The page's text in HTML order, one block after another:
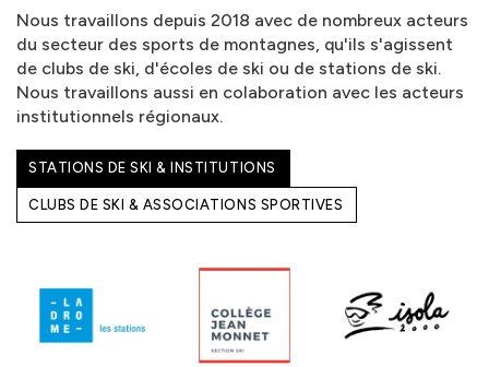
Nous travaillons depuis 2018 avec de nombreux acteurs
du secteur des sports de montagnes, qu'ils s'agissent
de clubs de ski, d'écoles de ski ou de stations de ski.
Nous travaillons aussi en colaboration avec les acteurs
institutionnels régionaux.
STATIONS DE SKI & INSTITUTIONS
CLUBS DE SKI & ASSOCIATIONS SPORTIVES